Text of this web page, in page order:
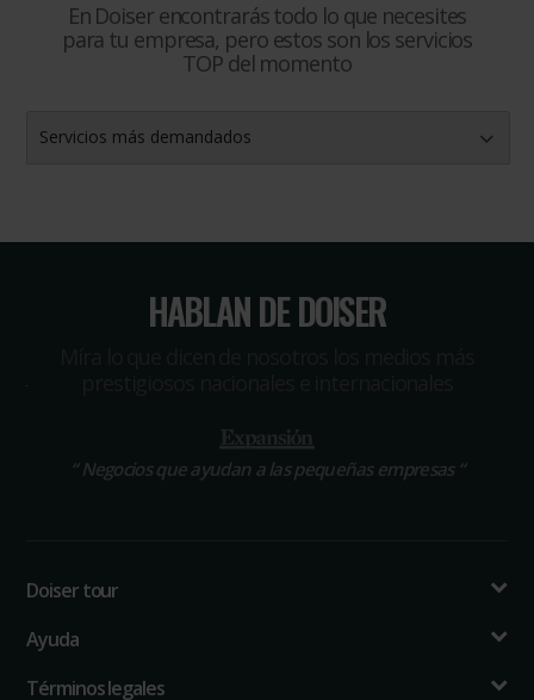
En Doiser encontrarás todo lo que necesites
para tu empresa, pero estos son los servicios
TOP del momento
Servicios más demandados
HABLAN DE DOISER
“Negocios que ayudan a las pequeñas empresas “
Doiser tour
Ayuda
Términos legales